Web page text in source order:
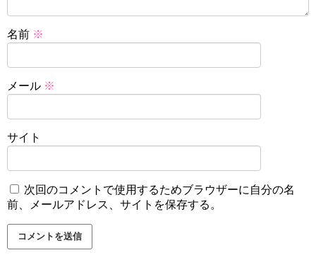
名前 ※
メール ※
サイト
次回のコメントで使用するためブラウザーに自分の名
前、メールアドレス、サイトを保存する。